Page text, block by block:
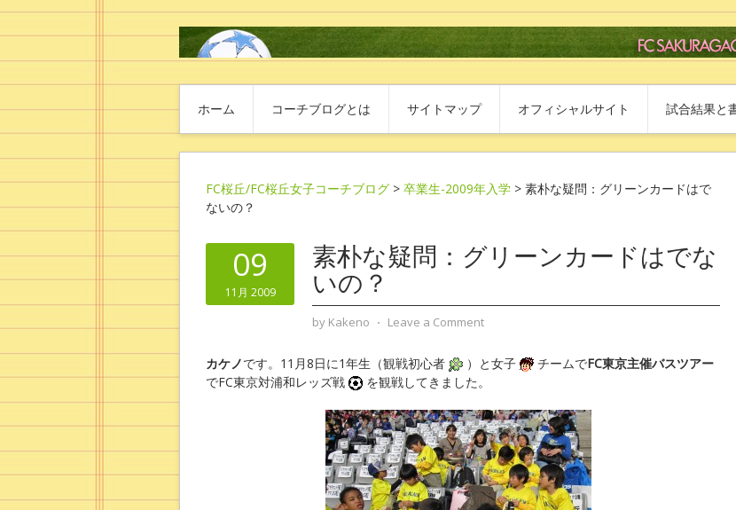
ホーム コーチブログとは サイトマップ オフィシャルサイト 試合結果と
FC桜丘/FC桜丘女子コーチブログ > 卒業生-2009年入学 > 素朴な疑問：グリーンカードはで
ないの？
09
11月 2009
素朴な疑問：グリーンカードはでな
いの？
by Kakeno ⋅ Leave a Comment
カケノです。11月8日に1年生（観戦初心者 ）と女子 チームでFC東京主催バスツアー
でFC東京対浦和レッズ戦
を観戦してきました。